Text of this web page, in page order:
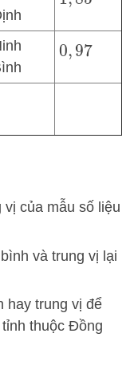
0, 97
của mẫu số liệu
và trung vị lại
hay trung vị để
thuộc Đồng